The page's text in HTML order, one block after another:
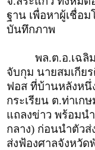
ฐาน เพื่อหาผู้เชื่อ
บันทึกภาพ
พล.ต.อ.เฉลิ
จับกุม นายสมเกีย
ฟอส ที่บ้านหลังห
กระเรียน ต.ท่าเก
แถลงข่าว พร้อมน
กลาง) ก่อนนำตัว
ส่งฟ้องศาลจังหวัด